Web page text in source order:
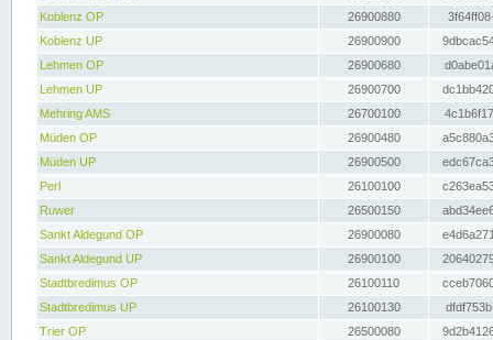
Koblenz OP
26900880
Koblenz UP
26900900
Lehmen OP
26900680
Lehmen UP
26900700
Mehring AMS
26700100
Müden OP
26900480
Müden UP
26900500
Perl
26100100
Ruwer
26500150
Sankt Aldegund OP
26900080
Sankt Aldegund UP
26900100
Stadtbredimus OP
26100110
Stadtbredimus UP
26100130
Trier OP
26500080